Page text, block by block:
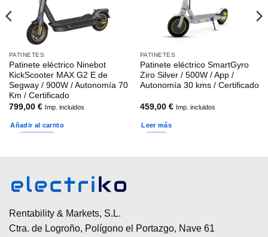
PATINETES
Patinete eléctrico Ninebot
KickScooter MAX G2 E de
Segway / 900W / Autonomía 70
Km / Certificado
799,00 € Imp. incluidos
Añadir al carrito
PATINETES
Patinete eléctrico SmartGyro
Ziro Silver / 500W / App /
Autonomía 30 kms / Certificado
459,00 € Imp. incluidos
Leer más
Rentability & Markets, S.L.
Ctra. de Logroño, Polígono el Portazgo, Nave 61